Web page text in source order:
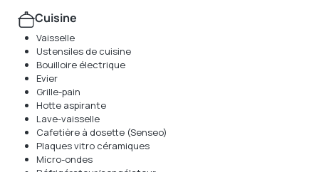
Cuisine
Vaisselle
Ustensiles de cuisine
Bouilloire électrique
Evier
Grille-pain
Hotte aspirante
Lave-vaisselle
Cafetière à dosette (Senseo)
Plaques vitro céramiques
Micro-ondes